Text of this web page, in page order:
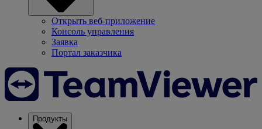
Открыть веб-приложение
Консоль управления
Заявка
Портал заказчика
Продукты